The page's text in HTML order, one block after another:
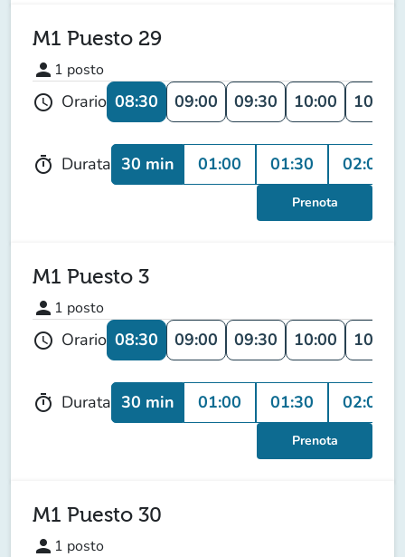
M1 Puesto 29
person 1 posto
schedule Orario 08:30 09:00 09:30 10:00 10:30
timer Durata 30 min 01:00 01:30 02:00
Prenota
M1 Puesto 3
person 1 posto
schedule Orario 08:30 09:00 09:30 10:00 10:30
timer Durata 30 min 01:00 01:30 02:00
Prenota
M1 Puesto 30
person 1 posto